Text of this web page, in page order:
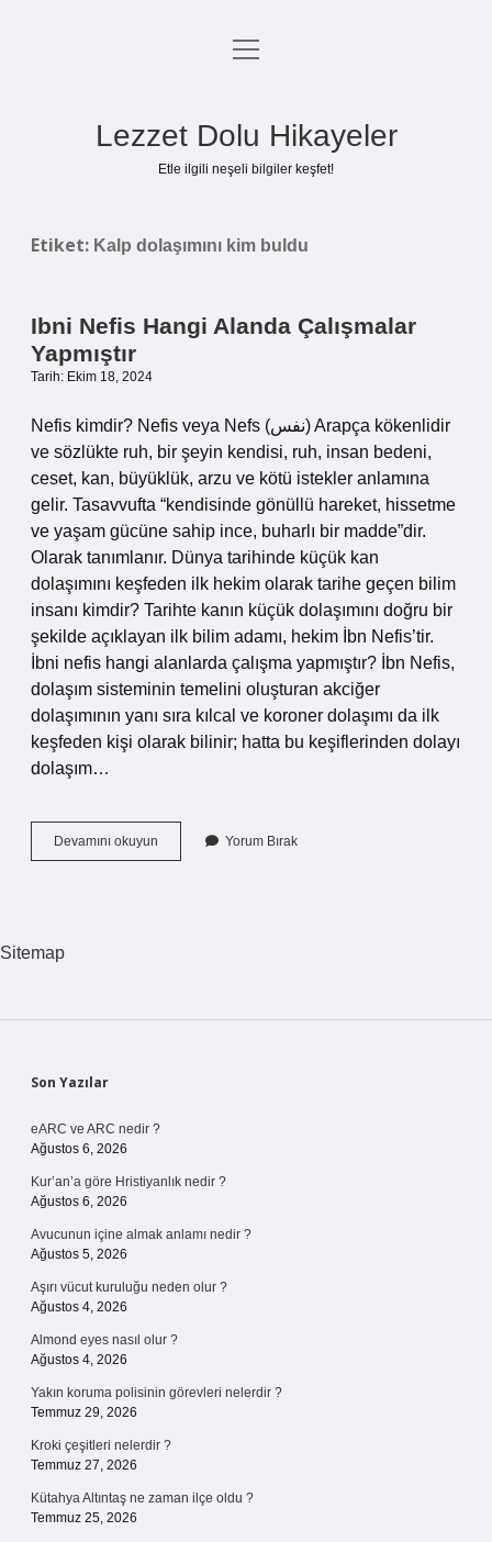
Anasayfa
menüyü
Lezzet Dolu Hikayeler
Etle ilgili neşeli bilgiler keşfet!
Etiket: Kalp dolaşımını kim buldu
Ibni Nefis Hangi Alanda Çalışmalar
Yapmıştır
Tarih: Ekim 18, 2024
Nefis kimdir? Nefis veya Nefs (نفس) Arapça kökenlidir
ve sözlükte ruh, bir şeyin kendisi, ruh, insan bedeni,
ceset, kan, büyüklük, arzu ve kötü istekler anlamına
gelir. Tasavvufta “kendisinde gönüllü hareket, hissetme
ve yaşam gücüne sahip ince, buharlı bir madde”dir.
Olarak tanımlanır. Dünya tarihinde küçük kan
dolaşımını keşfeden ilk hekim olarak tarihe geçen bilim
insanı kimdir? Tarihte kanın küçük dolaşımını doğru bir
şekilde açıklayan ilk bilim adamı, hekim İbn Nefis’tir.
İbni nefis hangi alanlarda çalışma yapmıştır? İbn Nefis,
dolaşım sisteminin temelini oluşturan akciğer
dolaşımının yanı sıra kılcal ve koroner dolaşımı da ilk
keşfeden kişi olarak bilinir; hatta bu keşiflerinden dolayı
dolaşım…
Devamını okuyun
Nefis
Yorum Bırak
Sitemap
Sidebar
Son Yazılar
eARC ve ARC nedir ?
Ağustos 6, 2026
Kur’an’a göre Hristiyanlık nedir ?
Ağustos 6, 2026
Avucunun içine almak anlamı nedir ?
Ağustos 5, 2026
Aşırı vücut kuruluğu neden olur ?
Ağustos 4, 2026
Almond eyes nasıl olur ?
Ağustos 4, 2026
Yakın koruma polisinin görevleri nelerdir ?
Temmuz 29, 2026
Kroki çeşitleri nelerdir ?
Temmuz 27, 2026
Kütahya Altıntaş ne zaman ilçe oldu ?
Temmuz 25, 2026